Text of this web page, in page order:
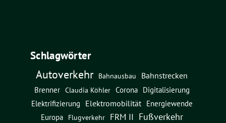
Schlagwörter
Autoverkehr Bahnausbau
Bahnstrecken
Brenner Claudia Köhler Corona
Digitalisierung
Elektrifizierung
Elektromobilität Energiewende
Europa Flugverkehr FRM II Fußverkehr